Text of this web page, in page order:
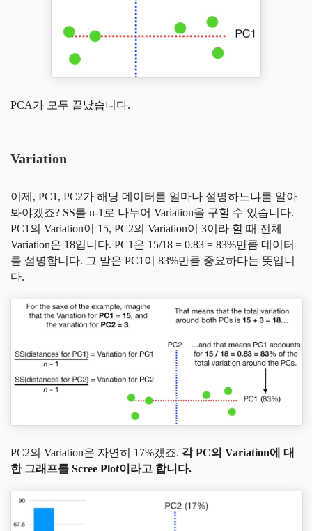
PCA가 모두 끝났습니다.
Variation
이제, PC1, PC2가 해당 데이터를 얼마나 설명하느냐를 알아
봐야겠죠? SS를 n-1로 나누어 Variation을 구할 수 있습니다.
PC1의 Variation이 15, PC2의 Variation이 3이라 할 때 전체
Variation은 18입니다. PC1은 15/18 = 0.83 = 83%만큼 데이터
를 설명합니다. 그 말은 PC1이 83%만큼 중요하다는 뜻입니
다.
PC2의 Variation은 자연히 17%겠죠. 각 PC의 Variation에 대
한 그래프를 Scree Plot이라고 합니다.